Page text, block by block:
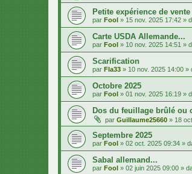
Petite expérience de
par Fool » 15 nov. 2025 17:42 »
Carte USDA Allemande...
par Fool » 10 nov. 2025 14:51 »
Scarification
par Fla33 » 10 nov. 2025 14:00 »
Octobre 2025
par Fool » 01 nov. 2025 16:19 »
Dos du feuillage brûlé ou
par Guillaume25660 » 18
Septembre 2025
par Fool » 02 oct. 2025 09:34 »
Sabal allemand...
par Fool » 02 juin 2025 09:00 »